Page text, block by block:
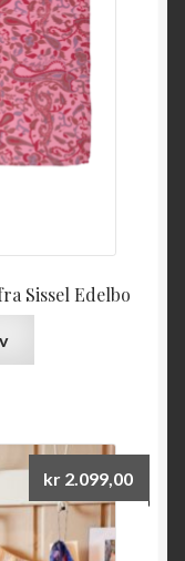
Sissel Edelbo
kr 2.099,00